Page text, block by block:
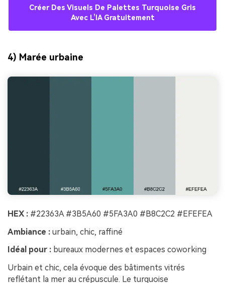
Créer Des Visuels De Palettes Turquoise Gris
Avec L’IA Gratuitement
4) Marée urbaine
HEX : #22363A #3B5A60 #5FA3A0 #B8C2C2 #EFEFEA
Ambiance : urbain, chic, raffiné
Idéal pour : bureaux modernes et espaces coworking
Urbain et chic, cela évoque des bâtiments vitrés
reflétant la mer au crépuscule. Le turquoise